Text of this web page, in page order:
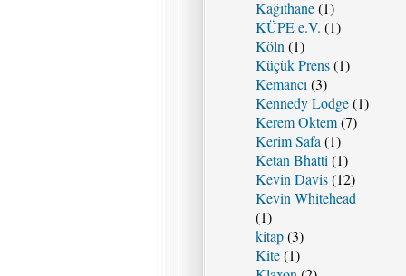
Kağıthane(1)
KÜPE e.V. (1)
Köln (1)
Küçük Prens(1)
Kemancı (3)
Kennedy Lodge(1)
Kerem Oktem(7)
Kerim Safa (1)
Ketan Bhatti (1)
Kevin Davis(12)
Kevin Whitehead
(1)
kitap(3)
Kite(1)